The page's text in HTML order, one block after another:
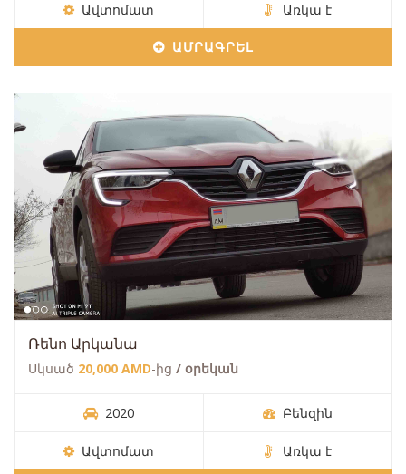
Ավտոմատ Առկա է
ԱՄՐԱԳՐԵԼ
Ռենո Արկանա
Սկսած 20,000 AMD-ից / օրեկան
2020 Բենզին
Ավտոմատ Առկա է